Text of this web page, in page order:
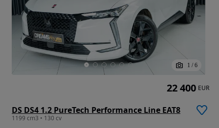
1 / 6
DS DS4 1.2 PureTech Performance Line EAT8
1199 cm3 • 130 cv
22 400 EUR